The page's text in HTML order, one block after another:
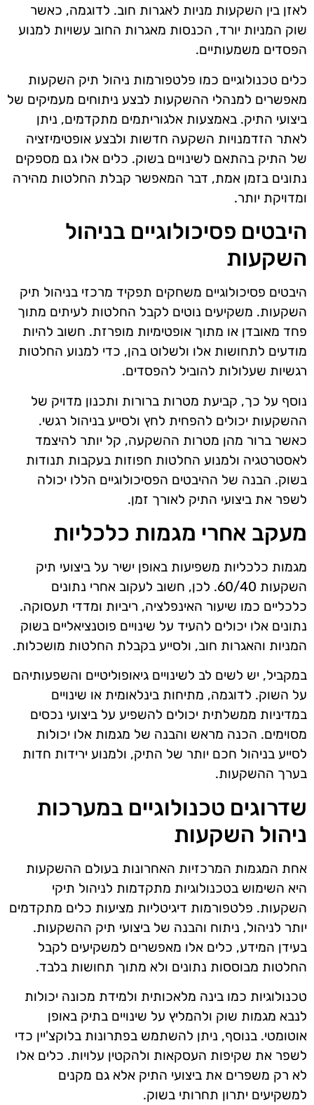
לאזן בין השקעות מניות לאגרות חוב. לדוגמה, כאשר
שוק המניות יורד, הכנסות מאגרות החוב עשויות למנוע
הפסדים משמעותיים.
כלים טכנולוגיים כמו פלטפורמות ניהול תיק השקעות
מאפשרים למנהלי ההשקעות לבצע ניתוחים מעמיקים של
ביצועי התיק. באמצעות אלגוריתמים מתקדמים, ניתן
לאתר הזדמנויות השקעה חדשות ולבצע אופטימיזציה
של התיק בהתאם לשינויים בשוק. כלים אלו גם מספקים
נתונים בזמן אמת, דבר המאפשר קבלת החלטות מהירה
ומדויקת יותר.
היבטים פסיכולוגיים בניהול
השקעות
היבטים פסיכולוגיים משחקים תפקיד מרכזי בניהול תיק
השקעות. משקיעים נוטים לקבל החלטות לעיתים מתוך
פחד מאובדן או מתוך אופטימיות מופרזת. חשוב להיות
מודעים לתחושות אלו ולשלוט בהן, כדי למנוע החלטות
רגשיות שעלולות להוביל להפסדים.
נוסף על כך, קביעת מטרות ברורות ותכנון מדויק של
ההשקעות יכולים להפחית לחץ ולסייע בניהול רגשי.
כאשר ברור מהן מטרות ההשקעה, קל יותר להיצמד
לאסטרטגיה ולמנוע החלטות חפוזות בעקבות תנודות
בשוק. הבנה של ההיבטים הפסיכולוגיים הללו יכולה
לשפר את ביצועי התיק לאורך זמן.
מעקב אחרי מגמות כלכליות
מגמות כלכליות משפיעות באופן ישיר על ביצועי תיק
השקעות 60/40. לכן, חשוב לעקוב אחרי נתונים
כלכליים כמו שיעור האינפלציה, ריביות ומדדי תעסוקה.
נתונים אלו יכולים להעיד על שינויים פוטנציאליים בשוק
המניות והאגרות חוב, ולסייע בקבלת החלטות מושכלות.
במקביל, יש לשים לב לשינויים גיאופוליטיים והשפעותיהם
על השוק. לדוגמה, מתיחות בינלאומית או שינויים
במדיניות ממשלתית יכולים להשפיע על ביצועי נכסים
מסוימים. הכנה מראש והבנה של מגמות אלו יכולות
לסייע בניהול חכם יותר של התיק, ולמנוע ירידות חדות
בערך ההשקעות.
שדרוגים טכנולוגיים במערכות
ניהול השקעות
אחת המגמות המרכזיות האחרונות בעולם ההשקעות
היא השימוש בטכנולוגיות מתקדמות לניהול תיקי
השקעות. פלטפורמות דיגיטליות מציעות כלים מתקדמים
יותר לניהול, ניתוח והבנה של ביצועי תיק ההשקעות.
בעידן המידע, כלים אלו מאפשרים למשקיעים לקבל
החלטות מבוססות נתונים ולא מתוך תחושות בלבד.
טכנולוגיות כמו בינה מלאכותית ולמידת מכונה יכולות
לנבא מגמות שוק ולהמליץ על שינויים בתיק באופן
אוטומטי. בנוסף, ניתן להשתמש בפתרונות בלוקצ'יין כדי
לשפר את שקיפות העסקאות ולהקטין עלויות. כלים אלו
לא רק משפרים את ביצועי התיק אלא גם מקנים
למשקיעים יתרון תחרותי בשוק.